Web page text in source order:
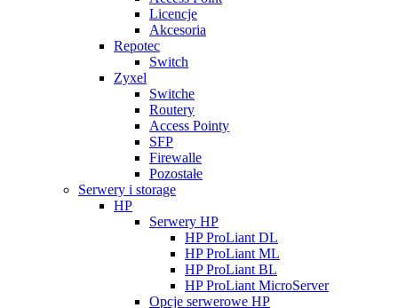
Licencje
Akcesoria
Repotec
Switch
Zyxel
Switche
Routery
Access Pointy
SFP
Firewalle
Pozostałe
Serwery i storage
HP
Serwery HP
HP ProLiant DL
HP ProLiant ML
HP ProLiant BL
HP ProLiant MicroServer
Opcje serwerowe HP